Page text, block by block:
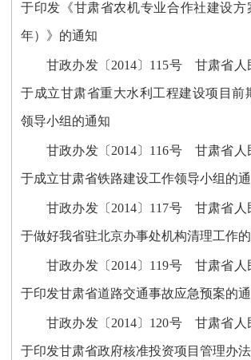
于印发《甘肃省农机专业合作社建设方
年）》的通知
甘政办发〔2014〕115号 甘肃省人
于成立甘肃省重大水利工程建设项目前
领导小组的通知
甘政办发〔2014〕116号 甘肃省人
于成立甘肃省铁路建设工作领导小组的
甘政办发〔2014〕117号 甘肃省人
于做好我省驻北京办事处机构清理工作
甘政办发〔2014〕119号 甘肃省人
于印发甘肃省道路交通事故应急预案的
甘政办发〔2014〕120号 甘肃省人
于印发甘肃省政府核准投资项目管理办